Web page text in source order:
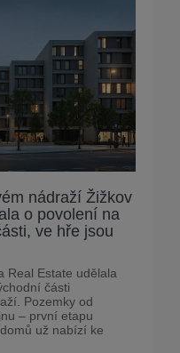
nádraží Žižkov
o povolení na
ve hře jsou
Real Estate udělala
části
Pozemky od
– první etapu
už nabízí ke